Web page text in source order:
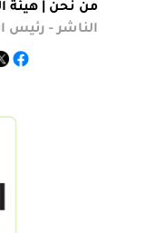
من نحن |هيئة
الناشر - رئيس